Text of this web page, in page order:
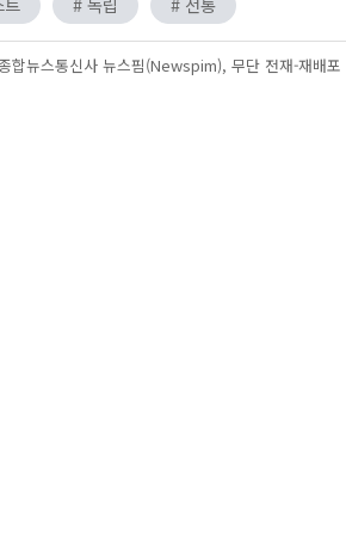
합뉴스통신사 뉴스핌(Newspim), 무단 전재-재배포